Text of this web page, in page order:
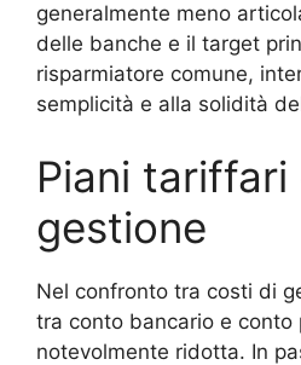
generalmente meno
delle banche e il target
risparmiatore comune,
semplicità e alla solidità
Piani
gestione
Nel confronto tra costi di
tra conto bancario e conto
notevolmente ridotta. In